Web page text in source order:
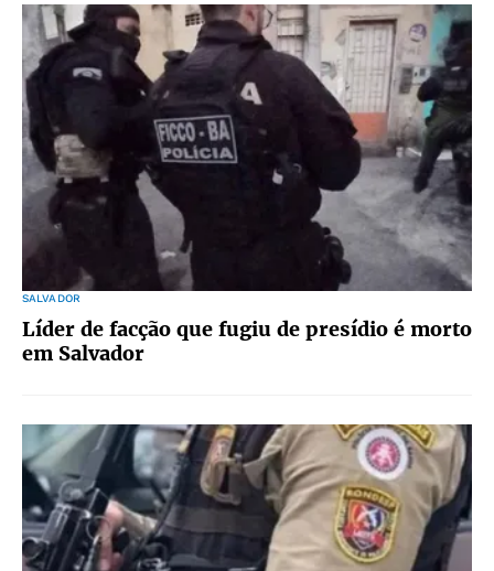
SALVADOR
Líder de facção que fugiu de presídio é morto
em Salvador